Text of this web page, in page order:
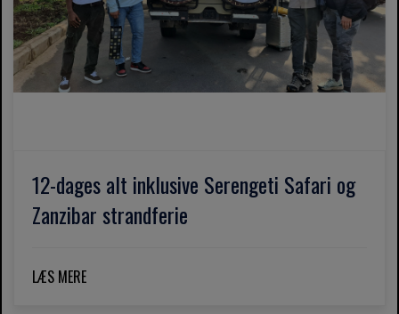
12-dages alt inklusive Serengeti Safari og
Zanzibar strandferie
LÆS MERE